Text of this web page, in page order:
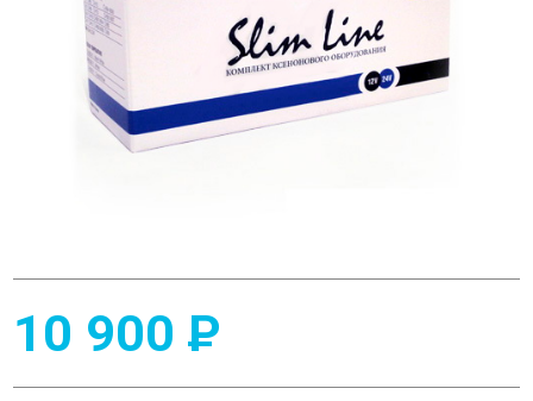
10 900 P